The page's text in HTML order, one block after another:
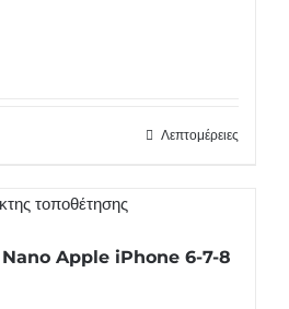
Λεπτομέρειες
Apple iPhone 6-7-8